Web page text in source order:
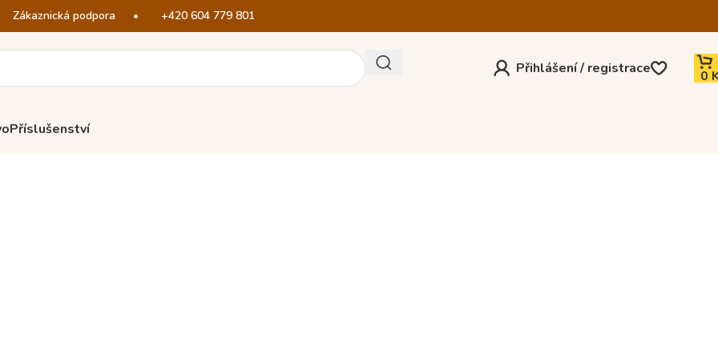
Zákaznická podpora • +420 604 779 801
Přihlášení / registrace 0
Příslušenství